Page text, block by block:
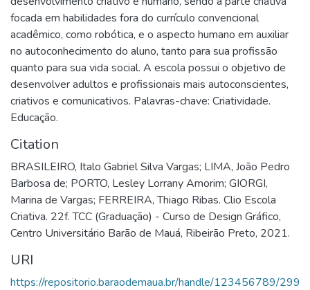
focada em habilidades fora do currículo convencional
acadêmico, como robótica, e o aspecto humano em auxiliar
no autoconhecimento do aluno, tanto para sua profissão
quanto para sua vida social. A escola possui o objetivo de
desenvolver adultos e profissionais mais autoconscientes,
criativos e comunicativos. Palavras-chave: Criatividade.
Educação.
Citation
BRASILEIRO, Italo Gabriel Silva Vargas; LIMA, João Pedro
Barbosa de; PORTO, Lesley Lorrany Amorim; GIORGI,
Marina de Vargas; FERREIRA, Thiago Ribas. Clio Escola
Criativa. 22f. TCC (Graduação) - Curso de Design Gráfico,
Centro Universitário Barão de Mauá, Ribeirão Preto, 2021.
URI
https://repositorio.baraodemaua.br/handle/123456789/299